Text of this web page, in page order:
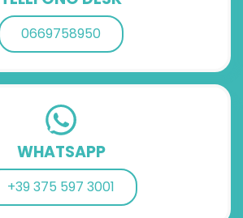
0669758950
WHATSAPP
+39 375 597 3001‬